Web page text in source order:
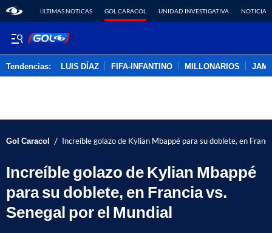
ÚLTIMAS NOTICAS GOL CARACOL UNIDAD INVESTIGATIVA NOTICIAS
Tendencias: LUIS DÍAZ FIFA-INFANTINO MILLONARIOS
Gol Caracol / Increíble golazo de Kylian Mbappé para su doblete, en
Increíble golazo de Kylian Mbappé
para su doblete, en Francia vs.
Senegal por el Mundial